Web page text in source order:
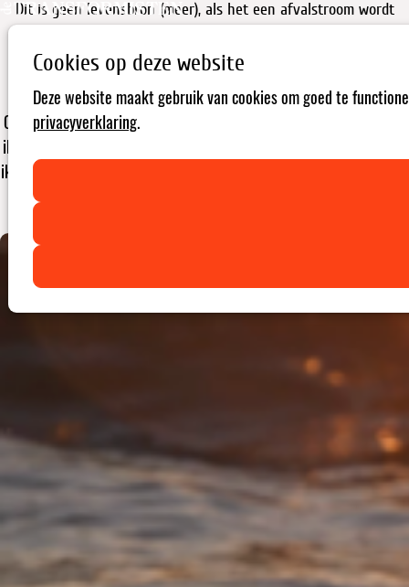
Cookies op deze website
Deze website maakt gebruik van cookies om goed te
privacyverklaring.
Dit is geen levensbron (meer), als het een afvalstroom wordt
Uitgekleed: een modeverhaal in 8 laagjes - Deel 5
Ooit was ik helder en zuiver. Ik stroomde in grote hoeveelheden en
ik was in evenwicht. Vandaag ben ik dat steeds minder. Niet omdat
ik verdwijn, maar omdat ik vervuild en uit balans geraak. Voor mij is
het duidelijk dat de mode-industrie in deze ontwikkelingen een